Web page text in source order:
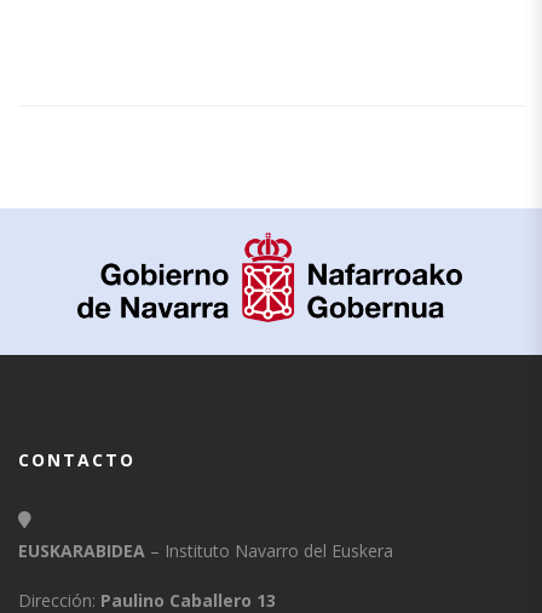
CONTACTO
EUSKARABIDEA – Instituto Navarro del Euskera
Dirección: Paulino Caballero 13